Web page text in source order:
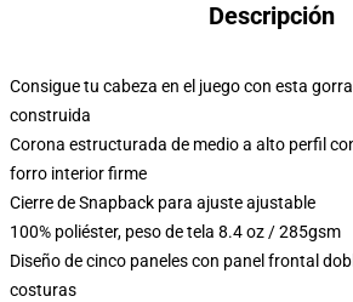
Descripción
Consigue tu cabeza en el juego con esta
construida
Corona estructurada de medio a alto perfil
forro interior firme
Cierre de Snapback para ajuste ajustable
100% poliéster, peso de tela 8.4 oz / 285gsm
Diseño de cinco paneles con panel frontal
costuras